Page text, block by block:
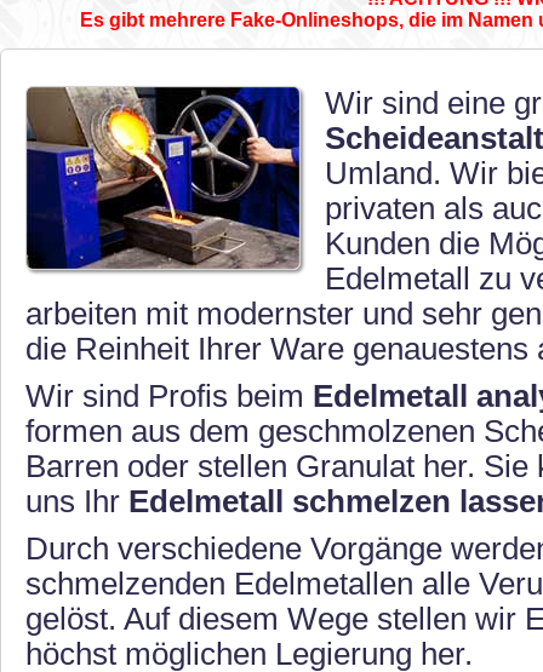
Goldgranulat
Silbermünzen
Silberbarren
Platinschmuck
Platindraht
Es gibt mehrere Fake-Onlineshops, die im
Wir sind eine
Umland. Wir
privaten als
Kunden die
Edelmetall zu
arbeiten mit modernster und sehr
die Reinheit Ihrer Ware genauestens
Wir sind Profis beim Edelmetall
formen aus dem geschmolzenen
Barren oder stellen Granulat her. Sie
uns Ihr Edelmetall schmelzen
Durch verschiedene Vorgänge
schmelzenden Edelmetallen alle
gelöst. Auf diesem Wege stellen wir
höchst möglichen Legierung her.